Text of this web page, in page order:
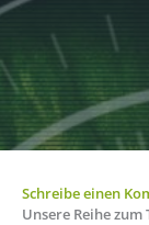
Schreibe einen
Unsere Reihe